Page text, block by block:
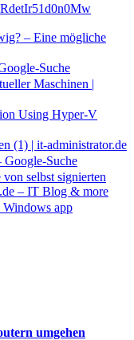
– Eine mögliche
Suche
Maschinen |
Using Hyper-V
(1) | it-administrator.de
Google-Suche
selbst signierten
– IT Blog & more
app
umgehen